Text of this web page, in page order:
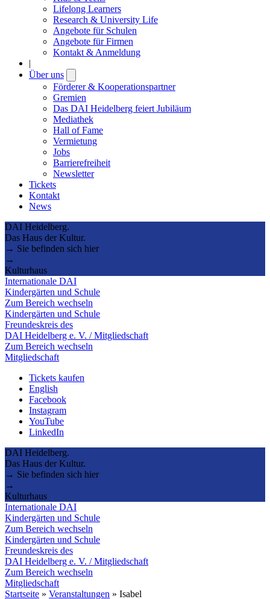
Lifelong Learners
Research & University Life
Angebote für Schulen
Angebote für Firmen
Kontakt & Anmeldung
|
Über uns
submenu
Förderer & Kooperationspartner
Gremien
Das DAI Heidelberg feiert Jubiläum
Mediathek
Hall of Fame
Vermietung
Jobs
Barrierefreiheit
Newsletter
Tickets
Kontakt
News
DAI Heidelberg.
Das Haus der Kultur.
→ Sie befinden sich hier
→
Kulturhaus
Internationale DAI
Kindergärten und Schule
Zum Bereich wechseln
Kindergärten und Schule
Freundeskreis des
DAI Heidelberg e. V. / Mitgliedschaft
Zum Bereich wechseln
Mitgliedschaft
Tickets kaufen
English
Facebook
Instagram
YouTube
LinkedIn
DAI Heidelberg.
Das Haus der Kultur.
→ Sie befinden sich hier
→
Kulturhaus
Internationale DAI
Kindergärten und Schule
Zum Bereich wechseln
Kindergärten und Schule
Freundeskreis des
DAI Heidelberg e. V. / Mitgliedschaft
Zum Bereich wechseln
Mitgliedschaft
Startseite » Veranstaltungen » Isabel